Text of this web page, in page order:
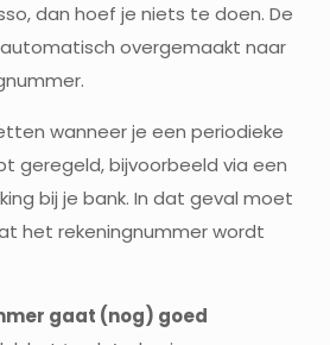
dan hoef je niets te doen. De
overgemaakt naar
wanneer je een periodieke
geregeld, bijvoorbeeld via een
bij je bank. In dat geval moet
het rekeningnummer wordt
gaat (nog) goed